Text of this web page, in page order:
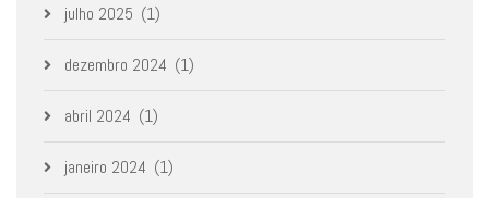
julho 2025 (1)
dezembro 2024 (1)
abril 2024 (1)
janeiro 2024 (1)